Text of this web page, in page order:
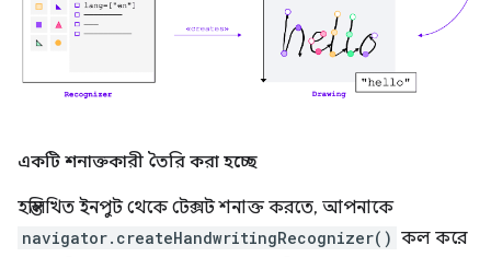
একটি শনাক্তকারী তৈরি করা হচ্ছে
হস্তলিখিত ইনপুট থেকে টেক্সট শনাক্ত করতে, আপনাকে
navigator.createHandwritingRecognizer() কল করে